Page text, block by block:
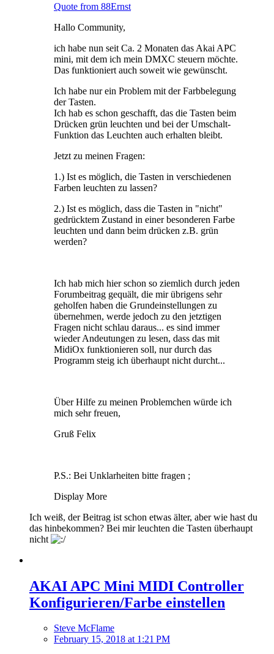
Quote from 88Ernst
Hallo Community,
ich habe nun seit Ca. 2 Monaten das Akai APC
mini, mit dem ich mein DMXC steuern möchte.
Das funktioniert auch soweit wie gewünscht.
Ich habe nur ein Problem mit der Farbbelegung
der Tasten.
Ich hab es schon geschafft, das die Tasten beim
Drücken grün leuchten und bei der Umschalt-
Funktion das Leuchten auch erhalten bleibt.
Jetzt zu meinen Fragen:
1.) Ist es möglich, die Tasten in verschiedenen
Farben leuchten zu lassen?
2.) Ist es möglich, dass die Tasten in "nicht"
gedrücktem Zustand in einer besonderen Farbe
leuchten und dann beim drücken z.B. grün
werden?
Ich hab mich hier schon so ziemlich durch jeden
Forumbeitrag gequält, die mir übrigens sehr
geholfen haben die Grundeinstellungen zu
übernehmen, werde jedoch zu den jetztigen
Fragen nicht schlau daraus... es sind immer
wieder Andeutungen zu lesen, dass das mit
MidiOx funktionieren soll, nur durch das
Programm steig ich überhaupt nicht durcht...
Über Hilfe zu meinen Problemchen würde ich
mich sehr freuen,
Gruß Felix
P.S.: Bei Unklarheiten bitte fragen ;
Display More
Ich weiß, der Beitrag ist schon etwas älter, aber wie hast du
das hinbekommen? Bei mir leuchten die Tasten überhaupt
nicht
AKAI APC Mini MIDI Controller
Konfigurieren/Farbe einstellen
Steve McFlame
February 15, 2018 at 1:21 PM